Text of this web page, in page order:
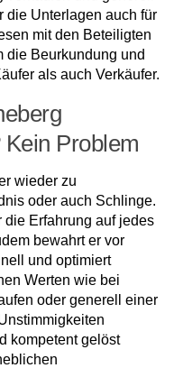
die Unterlagen auch für
mit den Beteiligten
die Beurkundung und
als auch Verkäufer.
Problem
wieder zu
oder auch Schlinge.
die Erfahrung auf jedes
bewahrt er vor
und optimiert
Werten wie bei
oder generell einer
kompetent gelöst